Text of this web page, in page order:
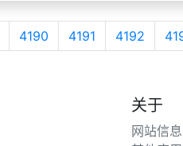
4190 4191 4192
关于
网站信息